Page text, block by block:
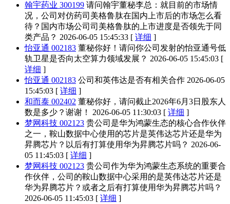
翰宇药业 300199 请问翰宇董秘李总：就目前的市场情
况，公司对仿药司美格鲁肽在国内上市后的市场怎么看
待？国内市场公司司美格鲁肽的上市进度是否领先于同
类产品？ 2026-06-05 15:45:33 [ 详细 ]
怡亚通 002183 董秘你好！请问你公司发射的怡亚通号低
轨卫星是否向太空算力领域发展？ 2026-06-05 15:45:03 [
详细 ]
怡亚通 002183 公司和英伟达是否有相关合作 2026-06-05
15:45:03 [ 详细 ]
和而泰 002402 董秘你好，请问截止2026年6月3日股东人
数是多少？谢谢！
2026-06-05 11:30:03 [ 详细 ]
梦网科技 002123 贵公司是华为鸿蒙生态的核心合作伙伴
之一，鞍山数据中心使用的芯片是英伟达芯片还是华为
昇腾芯片？以后有打算使用华为昇腾芯片吗？ 2026-06-
05 11:45:03 [ 详细 ]
梦网科技 002123 贵公司作为华为鸿蒙生态系统的重要合
作伙伴，公司的鞍山数据中心采用的是英伟达芯片还是
华为昇腾芯片？或者之后有打算使用华为昇腾芯片吗？
2026-06-05 11:45:03 [ 详细 ]